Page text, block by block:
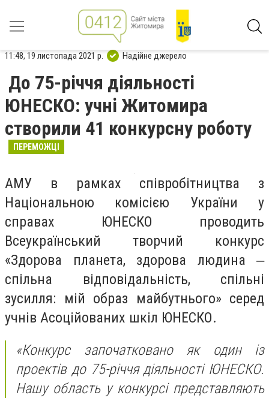
11:48, 19 листопада 2021 р. Надійне джерело
До 75-річчя діяльності
ЮНЕСКО: учні Житомира
створили 41 конкурсну роботу
ПЕРЕМОЖЦІ
АМУ в рамках співробітництва з
Національною комісією України у
справах ЮНЕСКО проводить
Всеукраїнський творчий конкурс
«Здорова планета, здорова людина ‒
спільна відповідальність, спільні
зусилля: мій образ майбутнього» серед
учнів Асоційованих шкіл ЮНЕСКО.
«Конкурс започатковано як один із
проектів до 75-річчя діяльності ЮНЕСКО.
Нашу область у конкурсі представляють